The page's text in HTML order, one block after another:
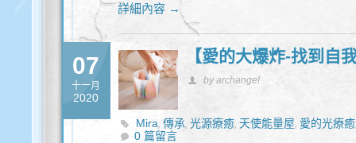
詳細內容 →
07
十一月
2020
【愛的大爆炸-找到自
by archangel
Mira,傳承,光源療癒, 天使能量屋, 愛的光療癒
點化
0 篇留言